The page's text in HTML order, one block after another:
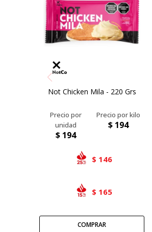
Not Chicken Mila - 220 Grs
$ 194
$ 194
$ 146
$ 165